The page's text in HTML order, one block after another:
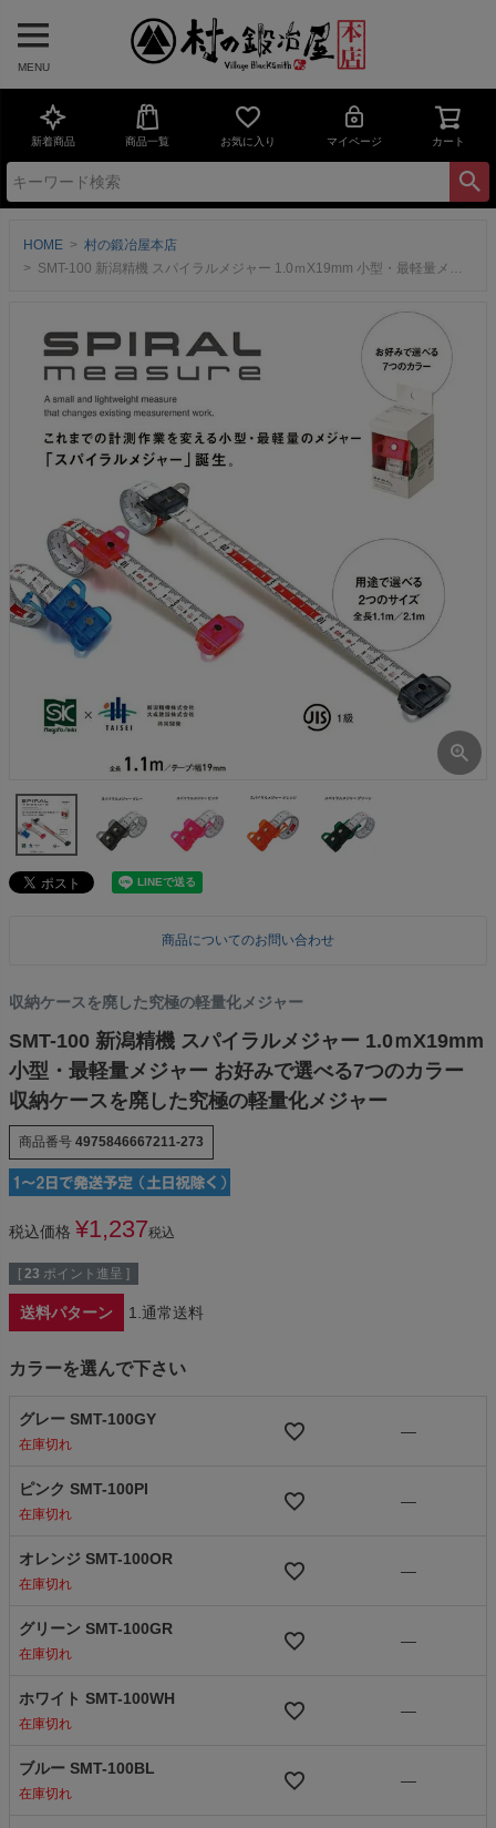
MENU
新着商品 商品一覧 お気に入り マイページ カート
HOME
村の鍛冶屋本店
SMT-100 新潟精機 スパイラルメジャー 1.0ｍX19mm 小型・最軽量メジャー お好みで選べる7つのカラー 収納ケースを廃した究極の軽量化メジャー
商品についてのお問い合わせ
収納ケースを廃した究極の軽量化メジャー
SMT-100 新潟精機 スパイラルメジャー 1.0ｍX19mm
小型・最軽量メジャー お好みで選べる7つのカラー
収納ケースを廃した究極の軽量化メジャー
商品番号 4975846667211-273
税込価格 ¥1,237税込
[ 23 ポイント進呈 ]
送料パターン 1.通常送料
カラーを選んで下さい
グレー SMT-100GY
在庫切れ
—
ピンク SMT-100PI
在庫切れ
—
オレンジ SMT-100OR
在庫切れ
—
グリーン SMT-100GR
在庫切れ
—
ホワイト SMT-100WH
在庫切れ
—
ブルー SMT-100BL
在庫切れ
—